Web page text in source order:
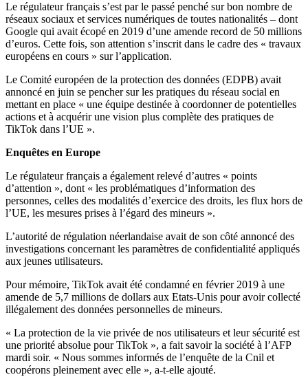
Le régulateur français s’est par le passé penché sur bon nombre de
réseaux sociaux et services numériques de toutes nationalités – dont
Google qui avait écopé en 2019 d’une amende record de 50 millions
d’euros. Cette fois, son attention s’inscrit dans le cadre des « travaux
européens en cours » sur l’application.
Le Comité européen de la protection des données (EDPB) avait
annoncé en juin se pencher sur les pratiques du réseau social en
mettant en place « une équipe destinée à coordonner de potentielles
actions et à acquérir une vision plus complète des pratiques de
TikTok dans l’UE ».
Enquêtes en Europe
Le régulateur français a également relevé d’autres « points
d’attention », dont « les problématiques d’information des
personnes, celles des modalités d’exercice des droits, les flux hors de
l’UE, les mesures prises à l’égard des mineurs ».
L’autorité de régulation néerlandaise avait de son côté annoncé des
investigations concernant les paramètres de confidentialité appliqués
aux jeunes utilisateurs.
Pour mémoire, TikTok avait été condamné en février 2019 à une
amende de 5,7 millions de dollars aux Etats-Unis pour avoir collecté
illégalement des données personnelles de mineurs.
« La protection de la vie privée de nos utilisateurs et leur sécurité est
une priorité absolue pour TikTok », a fait savoir la société à l’AFP
mardi soir. « Nous sommes informés de l’enquête de la Cnil et
coopérons pleinement avec elle », a-t-elle ajouté.